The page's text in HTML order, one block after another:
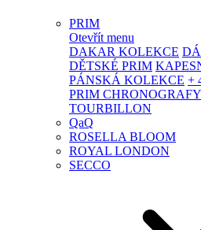
PRIM
Otevřít menu
DAKAR KOLEKCE
DĚTSKÉ PRIM
PÁNSKÁ KOLEKCE +
PRIM CHRONOGRAFY
TOURBILLON
QaQ
ROSELLA BLOOM
ROYAL LONDON
SECCO